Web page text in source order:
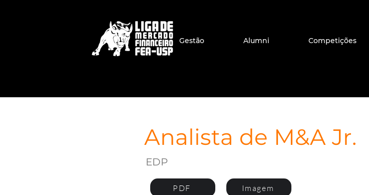
Gestão Alumni Competições
Analista de M&A Jr.
EDP
PDF Imagem